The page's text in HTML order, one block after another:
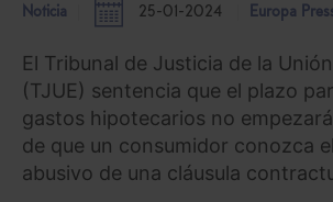
Noticia 25-01-2024 Europa
El Tribunal de Justicia de la
(TJUE) sentencia que el plazo
gastos hipotecarios no
de que un consumidor conozca
abusivo de una cláusula